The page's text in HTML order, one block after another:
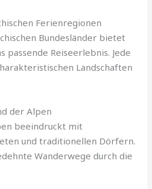
Ferienregionen
Bundesländer bietet
passende Reiseerlebnis. Jede
Landschaften
der Alpen
beeindruckt mit
und traditionellen Dörfern.
Wanderwege durch die